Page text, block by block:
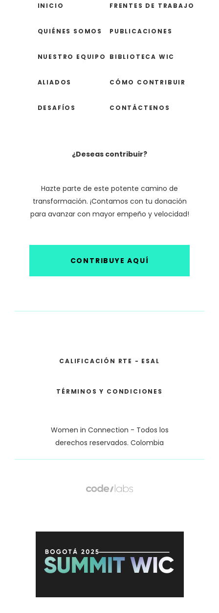
INICIO
QUIÉNES SOMOS
NUESTRO EQUIPO
ALIADOS
DESAFÍOS
FRENTES DE TRABAJO
PUBLICACIONES
BIBLIOTECA WIC
CÓMO CONTRIBUIR
CONTÁCTENOS
¿Deseas contribuir?
Hazte parte de este potente camino de
transformación. ¡Contamos con tu donación
para avanzar con mayor empeño y velocidad!
CONTRIBUYE AQUÍ
Women in Connection - Todos los
derechos reservados. Colombia
TÉRMINOS Y CONDICIONES
CALIFICACIÓN RTE - ESAL